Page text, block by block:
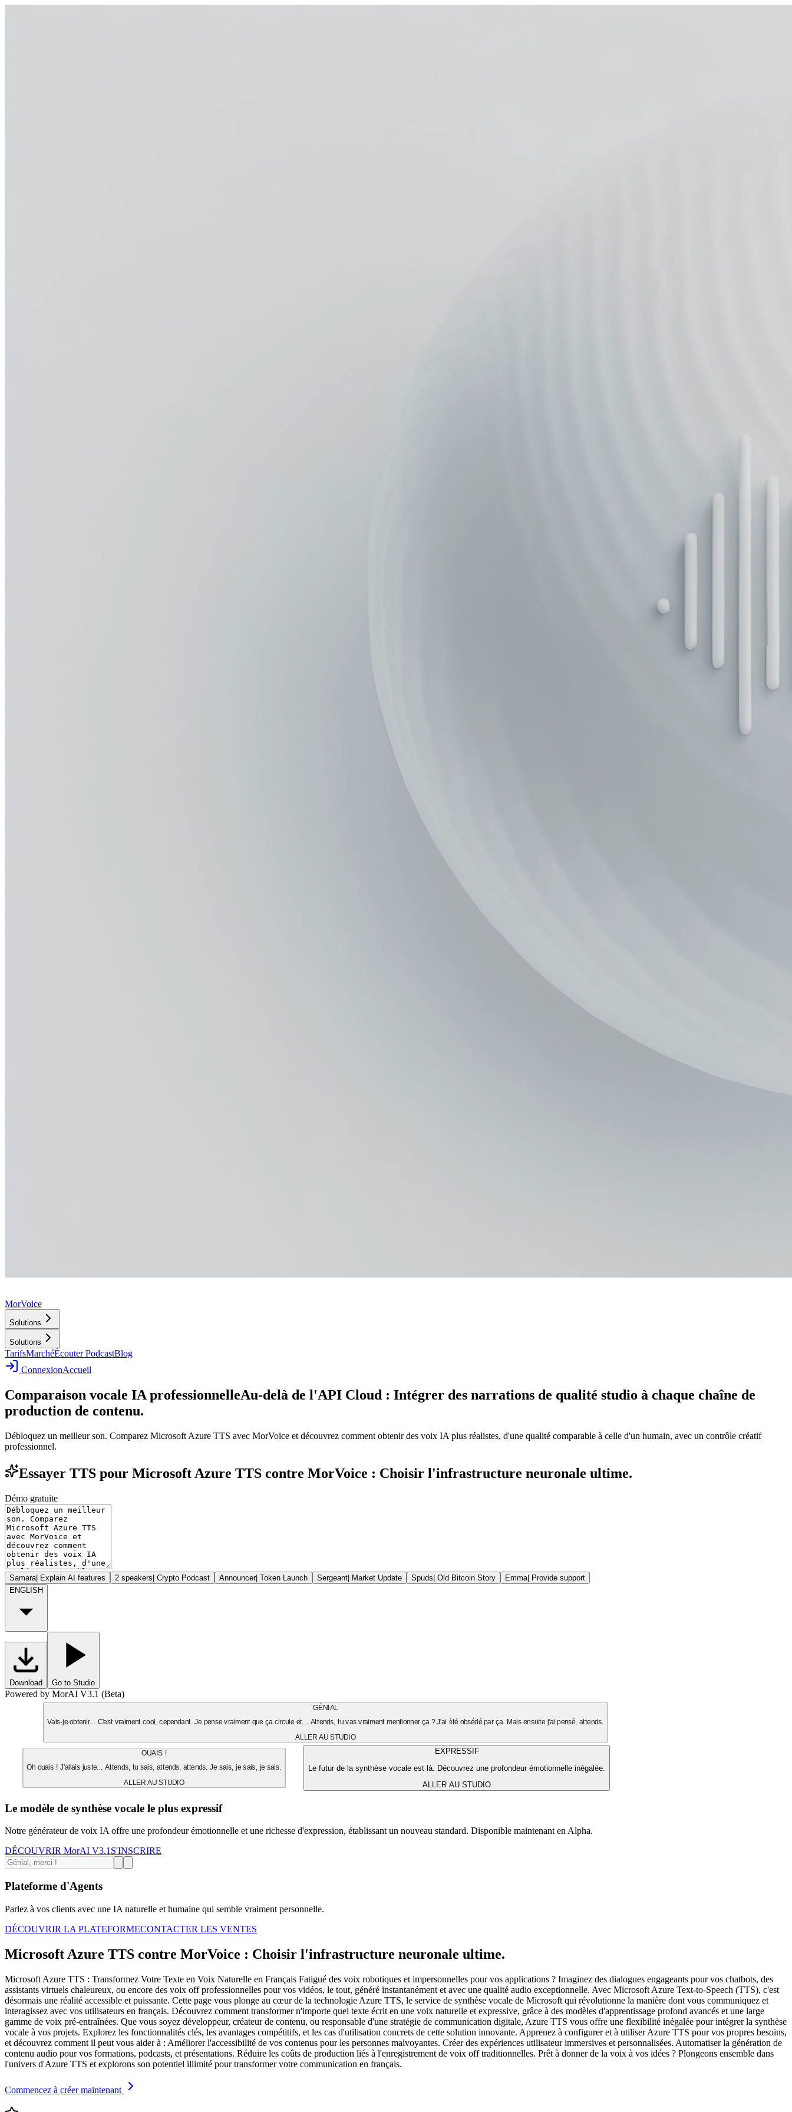
MorVoice
Solutions
Solutions
TarifsMarchéÉcouter PodcastBlog
ConnexionAccueil
Comparaison vocale IA professionnelleAu-delà de l'API Cloud : Intégrer des narrations de qualité studio à chaque chaîne de
production de contenu.
Débloquez un meilleur son. Comparez Microsoft Azure TTS avec MorVoice et découvrez comment obtenir des voix IA plus réalistes, d'une qualité comparable à celle d'un humain, avec un contrôle créatif
professionnel.
Essayer TTS pour Microsoft Azure TTS contre MorVoice : Choisir l'infrastructure neuronale ultime.
Démo gratuite
Samara| Explain AI features 2 speakers| Crypto Podcast Announcer| Token Launch Sergeant| Market Update Spuds| Old Bitcoin Story Emma| Provide support
ENGLISH
Download Go to Studio
Powered by MorAI V3.1 (Beta)
GÉNIAL
Vais-je obtenir... C'est vraiment cool, cependant. Je pense vraiment que ça circule et... Attends, tu vas vraiment mentionner ça ? J'ai été obsédé par ça. Mais ensuite j'ai pensé, attends.
ALLER AU STUDIO
OUAIS !
Oh ouais ! J'allais juste... Attends, tu sais, attends, attends. Je sais, je sais, je sais.
ALLER AU STUDIO
EXPRESSIF
Le futur de la synthèse vocale est là. Découvrez une profondeur émotionnelle inégalée.
ALLER AU STUDIO
Le modèle de synthèse vocale le plus expressif
Notre générateur de voix IA offre une profondeur émotionnelle et une richesse d'expression, établissant un nouveau standard. Disponible maintenant en Alpha.
DÉCOUVRIR MorAI V3.1 S'INSCRIRE
Plateforme d'Agents
Parlez à vos clients avec une IA naturelle et humaine qui semble vraiment personnelle.
DÉCOUVRIR LA PLATEFORMECONTACTER LES VENTES
Microsoft Azure TTS contre MorVoice : Choisir l'infrastructure neuronale ultime.
Microsoft Azure TTS : Transformez Votre Texte en Voix Naturelle en Français Fatigué des voix robotiques et impersonnelles pour vos applications ? Imaginez des dialogues engageants pour vos chatbots, des
assistants virtuels chaleureux, ou encore des voix off professionnelles pour vos vidéos, le tout, généré instantanément et avec une qualité audio exceptionnelle. Avec Microsoft Azure Text-to-Speech (TTS), c'est
désormais une réalité accessible et puissante. Cette page vous plonge au cœur de la technologie Azure TTS, le service de synthèse vocale de Microsoft qui révolutionne la manière dont vous communiquez et
interagissez avec vos utilisateurs en français. Découvrez comment transformer n'importe quel texte écrit en une voix naturelle et expressive, grâce à des modèles d'apprentissage profond avancés et une large
gamme de voix pré-entraînées. Que vous soyez développeur, créateur de contenu, ou responsable d'une stratégie de communication digitale, Azure TTS vous offre une flexibilité inégalée pour intégrer la synthèse
vocale à vos projets. Explorez les fonctionnalités clés, les avantages compétitifs, et les cas d'utilisation concrets de cette solution innovante. Apprenez à configurer et à utiliser Azure TTS pour vos propres besoins,
et découvrez comment il peut vous aider à : Améliorer l'accessibilité de vos contenus pour les personnes malvoyantes. Créer des expériences utilisateur immersives et personnalisées. Automatiser la génération de
contenu audio pour vos formations, podcasts, et présentations. Réduire les coûts de production liés à l'enregistrement de voix off traditionnelles. Prêt à donner de la voix à vos idées ? Plongeons ensemble dans
l'univers d'Azure TTS et explorons son potentiel illimité pour transformer votre communication en français.
Commencez à créer maintenant